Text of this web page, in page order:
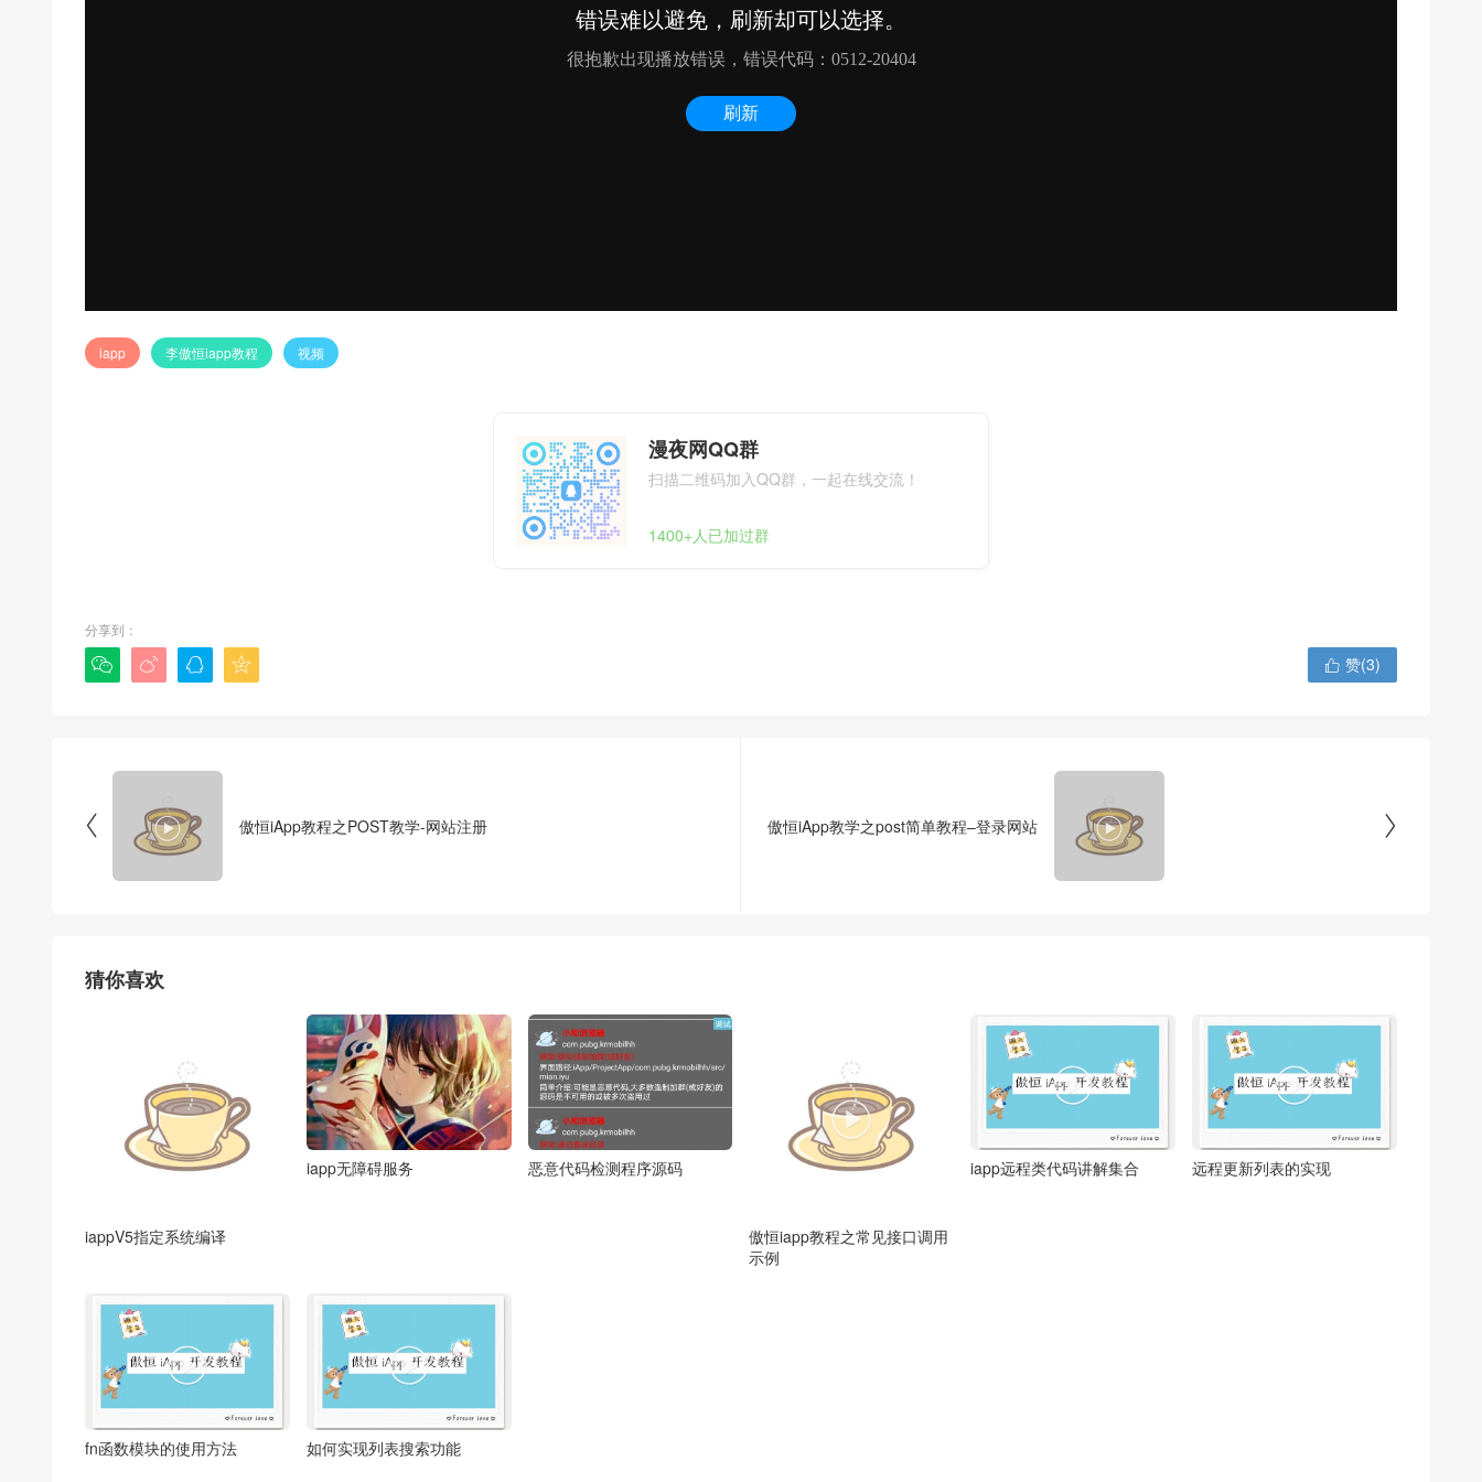
iapp 李傲恒iapp教程 视频
漫夜网QQ群
扫描二维码加入QQ群，一起在线交流！
1400+人已加过群
分享到：
     赞(3)
  傲恒iApp教程之POST教学-网站注册 
傲恒iApp教学之post简单教程–登录网站 
猜你喜欢
iappV5指定系统编译
iapp无障碍服务 恶意代码检测程序源码

傲恒iapp教程之常见接口调用
示例

iapp远程类代码讲解集合

远程更新列表的实现

fn函数模块的使用方法

如何实现列表搜索功能